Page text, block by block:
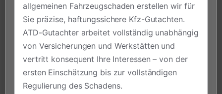
allgemeinen Fahrzeugschaden erstellen wir für
Sie präzise, haftungssichere Kfz-Gutachten.
ATD-Gutachter arbeitet vollständig unabhängig
von Versicherungen und Werkstätten und
vertritt konsequent Ihre Interessen – von der
ersten Einschätzung bis zur vollständigen
Regulierung des Schadens.